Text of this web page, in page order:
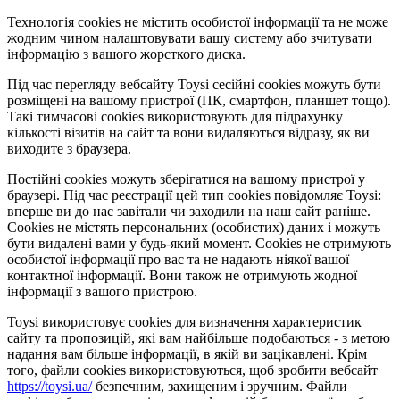
Технологія cookies не містить особистої інформації та не може
жодним чином налаштовувати вашу систему або зчитувати
інформацію з вашого жорсткого диска.
Під час перегляду вебсайту Toysi сесійні cookies можуть бути
розміщені на вашому пристрої (ПК, смартфон, планшет тощо).
Такі тимчасові cookies використовують для підрахунку
кількості візитів на сайт та вони видаляються відразу, як ви
виходите з браузера.
Постійні cookies можуть зберігатися на вашому пристрої у
браузері. Під час реєстрації цей тип cookies повідомляє Toysi:
вперше ви до нас завітали чи заходили на наш сайт раніше.
Cookies не містять персональних (особистих) даних і можуть
бути видалені вами у будь-який момент. Сookies не отримують
особистої інформації про вас та не надають ніякої вашої
контактної інформації. Вони також не отримують жодної
інформації з вашого пристрою.
Toysi використовує cookies для визначення характеристик
сайту та пропозицій, які вам найбільше подобаються - з метою
надання вам більше інформації, в якій ви зацікавлені. Крім
того, файли cookies використовуються, щоб зробити вебсайт
https://toysi.ua/безпечним, захищеним і зручним. Файли